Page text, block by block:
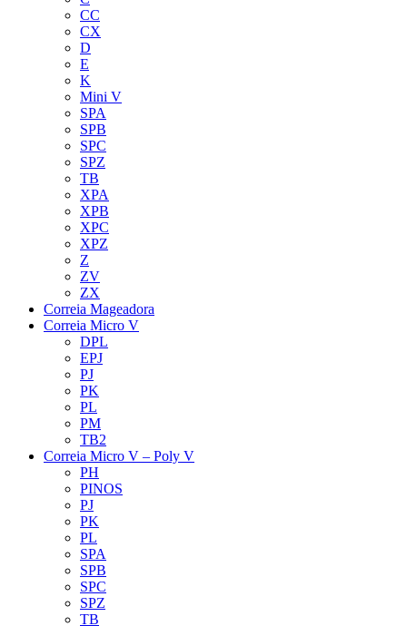
CC
CX
D
E
K
Mini V
SPA
SPB
SPC
SPZ
TB
XPA
XPB
XPC
XPZ
Z
ZV
ZX
Correia Mageadora
Correia Micro V
DPL
EPJ
PJ
PK
PL
PM
TB2
Correia Micro V – Poly V
PH
PINOS
PJ
PK
PL
SPA
SPB
SPC
SPZ
TB